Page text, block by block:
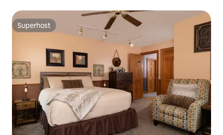
Superhost
Superhost